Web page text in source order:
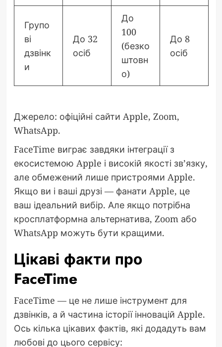
Групо
ві
дзвінк
и
До 32
осіб
До
100
(безко
штовн
о)
До 8
осіб
Джерело: офіційні сайти Apple, Zoom,
WhatsApp.
FaceTime виграє завдяки інтеграції з
екосистемою Apple і високій якості зв’язку,
але обмежений лише пристроями Apple.
Якщо ви і ваші друзі — фанати Apple, це
ваш ідеальний вибір. Але якщо потрібна
кросплатформна альтернатива, Zoom або
WhatsApp можуть бути кращими.
Цікаві факти про
FaceTime
FaceTime — це не лише інструмент для
дзвінків, а й частина історії інновацій Apple.
Ось кілька цікавих фактів, які додадуть вам
любові до цього сервісу: